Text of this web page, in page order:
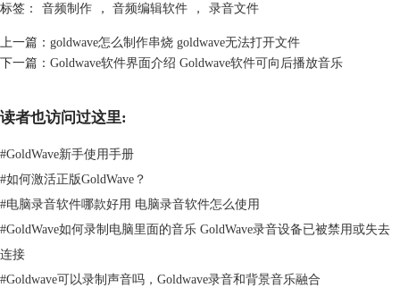
图2：控制属性设置
3、在这个设置对话框中，有播放、记录、视觉、设备和系统五个设置按
框。
标签： 音频制作 ， 音频编辑软件 ， 录音文件
上一篇： goldwave怎么制作串烧 goldwave无法打开文件
下一篇： Goldwave软件界面介绍 Goldwave软件可向后播放音乐
读者也访问过这里:
#GoldWave新手使用手册
#如何激活正版GoldWave？
#电脑录音软件哪款好用 电脑录音软件怎么使用
#GoldWave如何录制电脑里面的音乐 GoldWave录音设备已被禁用或失去
连接
#Goldwave可以录制声音吗，Goldwave录音和背景音乐融合